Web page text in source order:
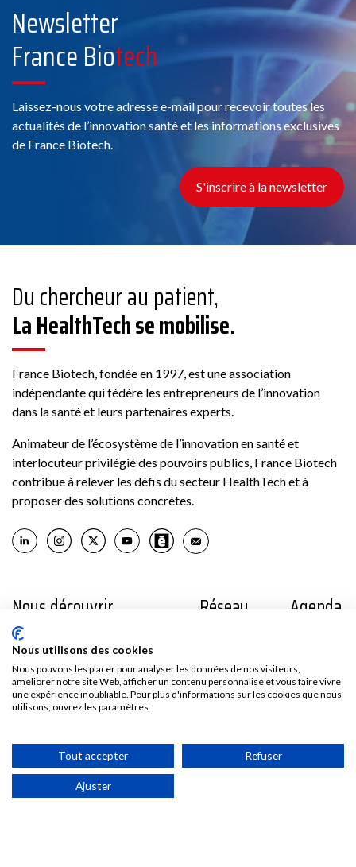
Newsletter
France Biotech
Laissez-nous votre adresse e-mail pour recevoir toutes les
actualités de l’innovation santé et les informations exclusives
de France Biotech.
S'inscrire à la newsletter
Du chercheur au patient,
La HealthTech se mobilise.
France Biotech, fondée en 1997, est une association
indépendante qui fédère les entrepreneurs de l’innovation
dans la santé et leurs partenaires experts.
Animateur de l’écosystème de l’innovation en santé et
interlocuteur privilégié des pouvoirs publics, France Biotech
contribue à relever les défis du secteur HealthTech et à
proposer des solutions concrètes.
Nous découvrir
La Healthtech en France
France Biotech
Think tank
International
Gouvernance et équipe
Réseau
Nos partenaires
Offres d’emploi
Agenda
Contenus
Vidéos
Presse
Les communiqués France Biotech
Nous utilisons des cookies
Nous pouvons les placer pour analyser les données de nos visiteurs,
améliorer notre site Web, afficher un contenu personnalisé et vous faire vivre
une expérience inoubliable. Pour plus d'informations sur les cookies que nous
utilisons, ouvrez les paramètres.
Tout accepter Refuser
Ajuster